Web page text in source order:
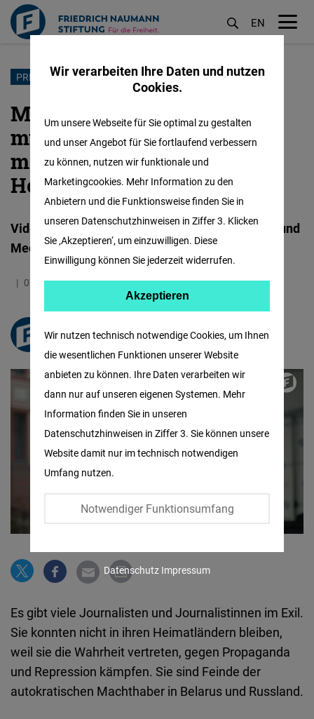
Direkt
Inhalt
EN
PRESSEFREIHEIT IM EXIL
Marta Petrovskaja: "Ich
musste mich zwischen
meinem Beruf oder meinem
Heimatland entscheiden"
Videoprojekt des Internationalen Journalisten- und
Mediendialogprogramms (IJMD)
07.03.2023 2.8 Minuten Deutschland
freiheit.org
Es gibt viele Journalisten und Journalistinnen im Exil.
Sie konnten nicht in ihren Heimatländern bleiben,
weil sie die Wahrheit vertreten, gegen Propaganda
und Repression kämpfen. Sie sind Feinde der
autokratischen Machthaber in Belarus und Russland.
Wir verarbeiten Ihre Daten und nutzen
Cookies.
Wir nutzen technisch notwendige Cookies, um Ihnen
die wesentlichen Funktionen unserer Website
anbieten zu können. Ihre Daten verarbeiten wir
dann nur auf unseren eigenen Systemen. Mehr
Information finden Sie in unseren
Datenschutzhinweisen in Ziffer 3. Sie können unsere
Website damit nur im technisch notwendigen
Umfang nutzen.
Notwendiger Funktionsumfang
Um unsere Webseite für Sie optimal zu gestalten
und unser Angebot für Sie fortlaufend verbessern
zu können, nutzen wir funktionale und
Marketingcookies. Mehr Information zu den
Anbietern und die Funktionsweise finden Sie in
unseren Datenschutzhinweisen in Ziffer 3. Klicken
Sie ‚Akzeptieren‘, um einzuwilligen. Diese
Einwilligung können Sie jederzeit widerrufen.
Facebook
Embed
Twitter
Embed
Instagram
Embed
Maps
Embed
Cloudinary
Akzeptieren
Datenschutz Impressum